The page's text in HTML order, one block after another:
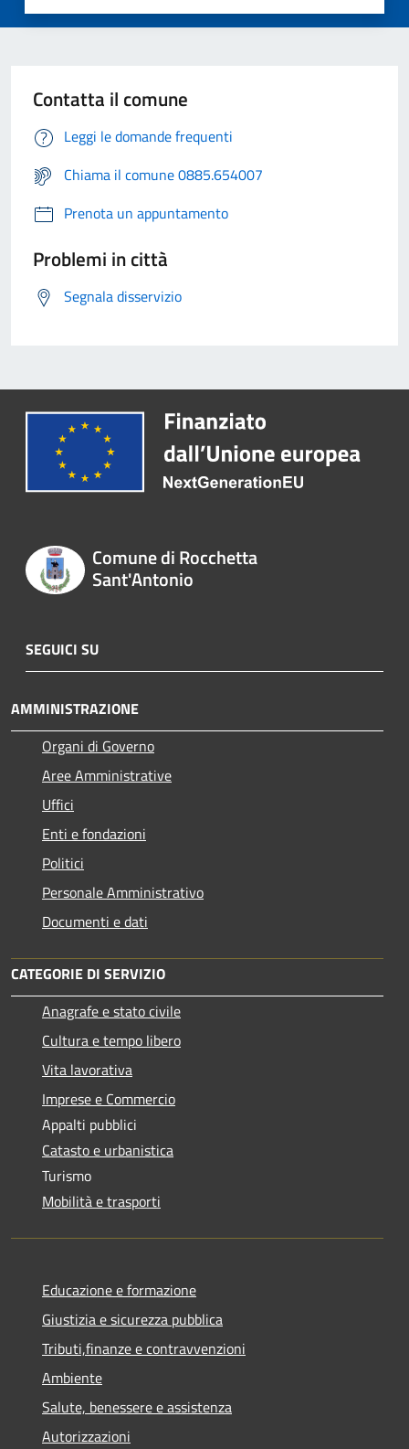
Contatta il comune
Leggi le domande frequenti
Chiama il comune 0885.654007
Prenota un appuntamento
Problemi in città
Segnala disservizio
Comune di Rocchetta
Sant'Antonio
SEGUICI SU
AMMINISTRAZIONE
Organi di Governo
Aree Amministrative
Uffici
Enti e fondazioni
Politici
Personale Amministrativo
Documenti e dati
CATEGORIE DI SERVIZIO
Anagrafe e stato civile
Cultura e tempo libero
Vita lavorativa
Imprese e Commercio
Appalti pubblici
Catasto e urbanistica
Turismo
Mobilità e trasporti
Educazione e formazione
Giustizia e sicurezza pubblica
Tributi,finanze e contravvenzioni
Ambiente
Salute, benessere e assistenza
Autorizzazioni